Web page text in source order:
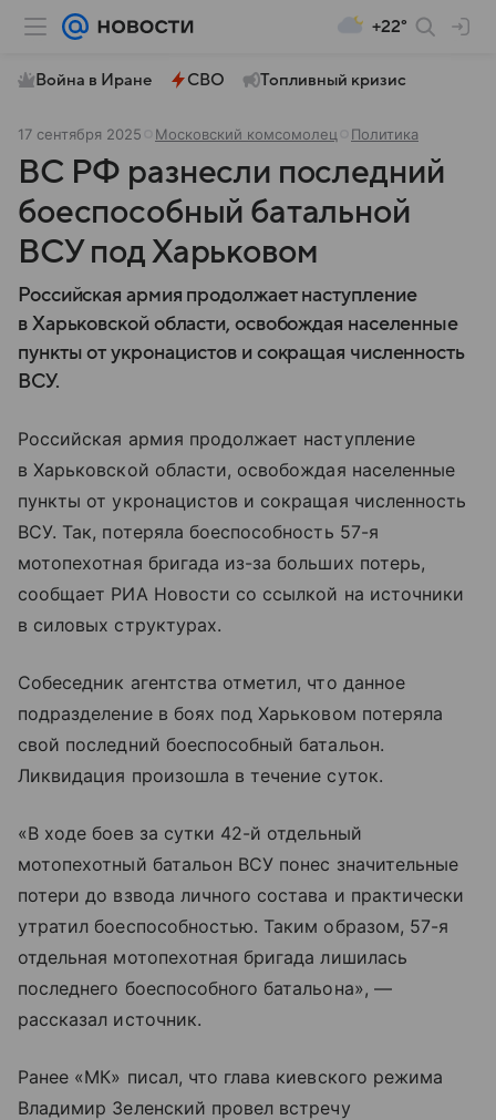
+22°
Война в Иране СВО Топливный кризис
17 сентября 2025 Московский комсомолец Политика
ВС РФ разнесли последний
боеспособный батальной
ВСУ под Харьковом
Российская армия продолжает наступление
в Харьковской области, освобождая населенные
пункты от укронацистов и сокращая численность
ВСУ.
Российская армия продолжает наступление
в Харьковской области, освобождая населенные
пункты от укронацистов и сокращая численность
ВСУ. Так, потеряла боеспособность 57-я
мотопехотная бригада из-за больших потерь,
сообщает РИА Новости со ссылкой на источники
в силовых структурах.
Собеседник агентства отметил, что данное
подразделение в боях под Харьковом потеряла
свой последний боеспособный батальон.
Ликвидация произошла в течение суток.
«В ходе боев за сутки 42-й отдельный
мотопехотный батальон ВСУ понес значительные
потери до взвода личного состава и практически
утратил боеспособностью. Таким образом, 57-я
отдельная мотопехотная бригада лишилась
последнего боеспособного батальона», —
рассказал источник.
Ранее «МК» писал, что глава киевского режима
Владимир Зеленский провел встречу